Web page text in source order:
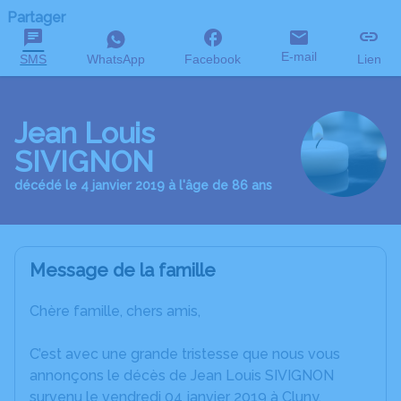
Partager
SMS WhatsApp Facebook E-mail Lien
Jean Louis
SIVIGNON
décédé le 4 janvier 2019 à l'âge de 86 ans
Message de la famille
Chère famille, chers amis,
C’est avec une grande tristesse que nous vous
annonçons le décès de Jean Louis SIVIGNON
survenu le vendredi 04 janvier 2019 à Cluny.